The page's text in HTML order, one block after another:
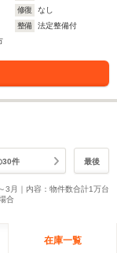
修復
なし
整備
法定整備付
30件
最後
3月｜内容：物件数合計1万台
合
在庫一覧